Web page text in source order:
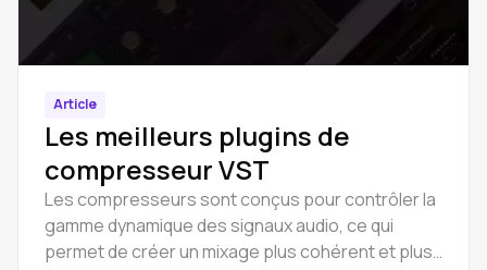
Article
Les meilleurs plugins de
compresseur VST
Les compresseurs sont conçus pour contrôler la
gamme dynamique des signaux audio, ce qui
permet de créer un mixage plus cohérent et plus